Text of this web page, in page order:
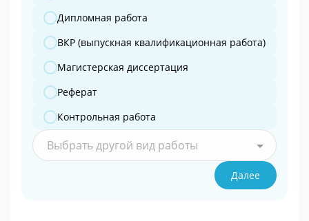
Дипломная работа
ВКР (выпускная квалификационная работа)
Магистерская диссертация
Реферат
Контрольная работа
Выбрать другой вид работы
Далее